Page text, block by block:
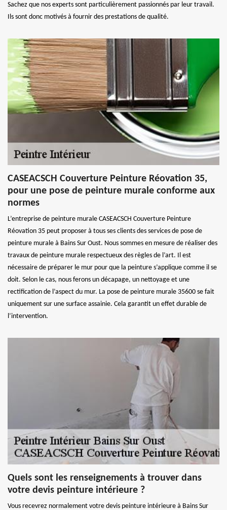
Sachez que nos experts sont particulièrement passionnés par leur travail.
Ils sont donc motivés à fournir des prestations de qualité.
CASEACSCH Couverture Peinture Réovation 35,
pour une pose de peinture murale conforme aux
normes
L’entreprise de peinture murale CASEACSCH Couverture Peinture
Réovation 35 peut proposer à tous ses clients des services de pose de
peinture murale à Bains Sur Oust. Nous sommes en mesure de réaliser des
travaux de peinture murale respectueux des règles de l’art. Il est
nécessaire de préparer le mur pour que la peinture s’applique comme il se
doit. Selon le cas, nous ferons un décapage, un nettoyage et une
rectification de l’aspect du mur. La pose de peinture murale 35600 se fait
uniquement sur une surface assainie. Cela garantit un effet durable de
l’intervention.
Quels sont les renseignements à trouver dans
votre devis peinture intérieure ?
Vous recevrez normalement votre devis peinture intérieure à Bains Sur